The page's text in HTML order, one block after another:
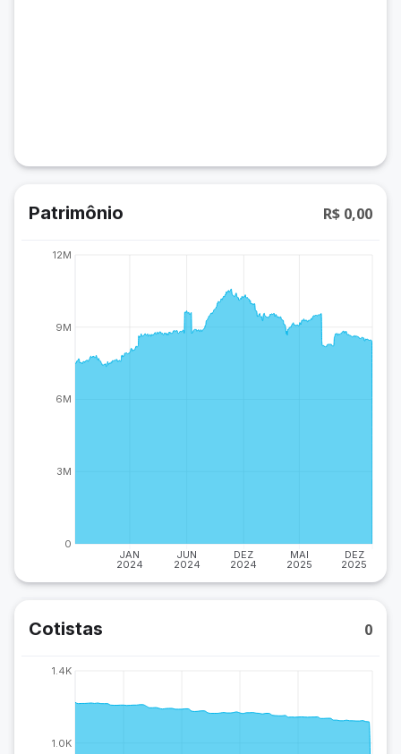
Patrimônio R$ 0,00
JAN
2024
JUN
2024
DEZ
2024
MAI
2025
DEZ
2025
0
3M
6M
9M
12M
Cotistas 0
1.0K
1.4K